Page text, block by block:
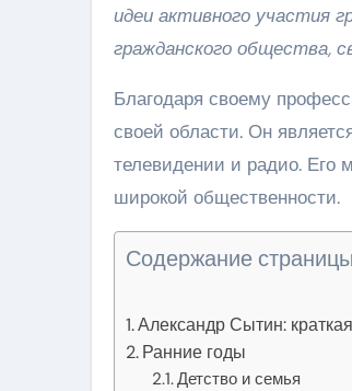
идеи активного участия
гражданского общества,
Благодаря своему
своей области. Он
телевидении и радио. Его
широкой общественности.
Содержание страницы
Александр Сытин:
Ранние годы
Детство и семья